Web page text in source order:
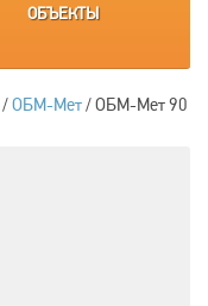
ОБЪЕКТЫ
/ОБМ-Мет/ОБМ-Мет 90